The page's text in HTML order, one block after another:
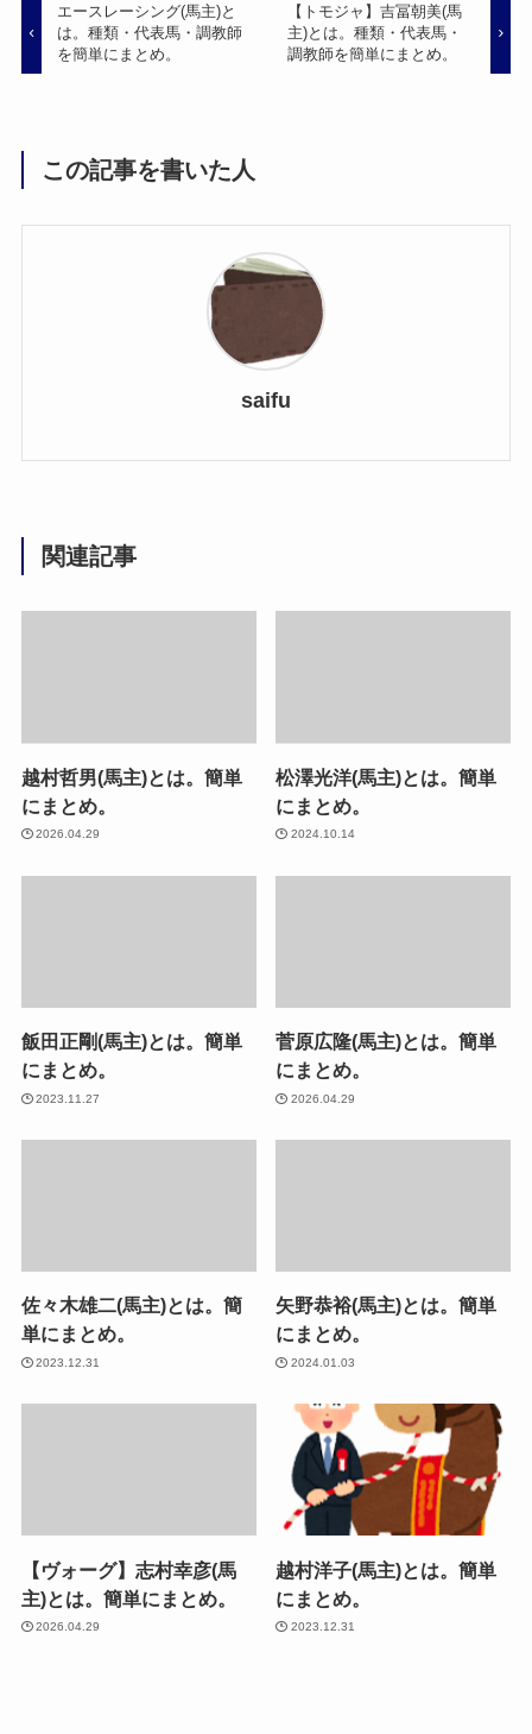
エースレーシング(馬主)と
は。種類・代表馬・調教師
を簡単にまとめ。
【トモジャ】吉冨朝美(馬
主)とは。種類・代表馬・
調教師を簡単にまとめ。
この記事を書いた人
saifu
関連記事
越村哲男(馬主)とは。簡単
にまとめ。
2026.04.29
松澤光洋(馬主)とは。簡単
にまとめ。
2024.10.14
飯田正剛(馬主)とは。簡単
にまとめ。
2023.11.27
菅原広隆(馬主)とは。簡単
にまとめ。
2026.04.29
佐々木雄二(馬主)とは。簡
単にまとめ。
2023.12.31
矢野恭裕(馬主)とは。簡単
にまとめ。
2024.01.03
【ヴォーグ】志村幸彦(馬
主)とは。簡単にまとめ。
2026.04.29
越村洋子(馬主)とは。簡単
にまとめ。
2023.12.31